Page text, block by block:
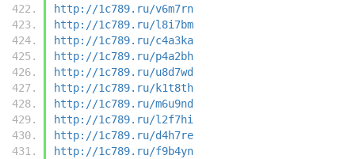
http://1c789.ru/v6m7rn
http://1c789.ru/l8i7bm
http://1c789.ru/c4a3ka
http://1c789.ru/p4a2bh
http://1c789.ru/u8d7wd
http://1c789.ru/k1t8th
http://1c789.ru/m6u9nd
http://1c789.ru/l2f7hi
http://1c789.ru/d4h7re
http://1c789.ru/f9b4yn